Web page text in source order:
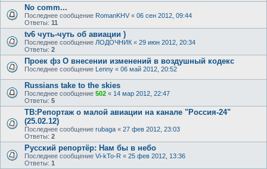
No comm...
Последнее сообщение RomanKHV « 06 сен 2012, 09:44
Ответы: 11
tv6 чуть-чуть об авиации )
Последнее сообщение ЛОДОЧНИК « 29 июн 2012, 20:34
Ответы: 2
Проек фз О внесении изменений в воздушный кодекс
Последнее сообщение Lenny « 06 май 2012, 20:52
Russians take to the skies
Последнее сообщение 502 « 14 мар 2012, 22:47
Ответы: 5
ТВ:Репортаж о малой авиации на канале "Россия-24"
(25.02.12)
Последнее сообщение rubaga « 27 фев 2012, 23:03
Ответы: 2
Русский репортёр: Нам бы в небо
Последнее сообщение Vi-kTo-R « 25 фев 2012, 13:36
Ответы: 1